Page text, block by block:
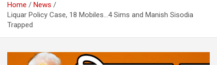
Home
News
Liquar Policy Case, 18 Mobiles…4 Sims and Manish Sisodia
Trapped